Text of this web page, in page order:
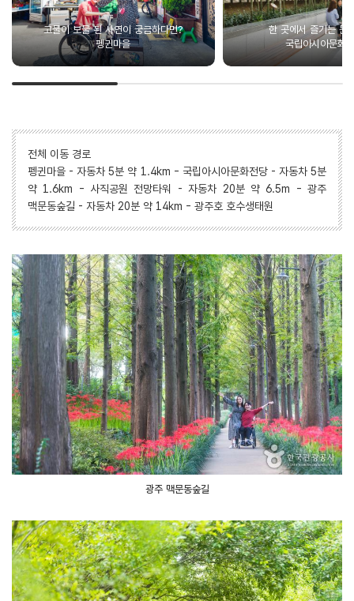
고물이 보물 된 사연이 궁금하다면?
펭귄마을
한 곳에서 즐기는 문
국립아시아문화
전체 이동 경로
펭귄마을 - 자동차 5분 약 1.4km - 국립아시아문화전당 - 자동차 5분
약 1.6km - 사직공원 전망타워 - 자동차 20분 약 6.5m - 광주
맥문동숲길 - 자동차 20분 약 14km - 광주호 호수생태원
광주 맥문동숲길